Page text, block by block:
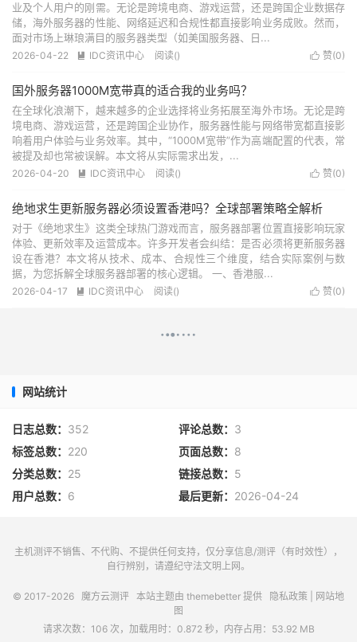
业及个人用户的刚需。无论是跨境电商、游戏运营，还是跨国企业数据存
储，海外服务器的性能、网络延迟和合规性都直接影响业务成败。然而，
面对市场上琳琅满目的服务器类型（如美国服务器、日...
 赞(0)
2026-04-22  IDC资讯中心 阅读()
国外服务器1000M宽带真的适合我的业务吗？
在全球化浪潮下，越来越多的企业选择将业务拓展至海外市场。无论是跨
境电商、游戏运营，还是跨国企业协作，服务器性能与网络带宽都直接影
响着用户体验与业务效率。其中，“1000M宽带”作为高端配置的代表，常
被提及却也常被误解。本文将从实际需求出发，...
 赞(0)
2026-04-20  IDC资讯中心 阅读()
绝地求生更新服务器必须设置香港吗？全球部署策略全解析
对于《绝地求生》这类全球热门游戏而言，服务器部署位置直接影响玩家
体验、更新效率及运营成本。许多开发者会纠结：是否必须将更新服务器
设在香港？本文将从技术、成本、合规性三个维度，结合实际案例与数
据，为您拆解全球服务器部署的核心逻辑。 一、香港服...
 赞(0)
2026-04-17  IDC资讯中心 阅读()
网站统计
日志总数： 352 评论总数： 3
标签总数： 220 页面总数： 8
分类总数： 25 链接总数： 5
用户总数： 6 最后更新： 2026-04-24
主机测评不销售、不代购、不提供任何支持，仅分享信息/测评（有时效性），
自行辨别，请遵纪守法文明上网。
© 2017-2026 魔方云测评 本站主题由 themebetter 提供 隐私政策
网站地
图
请求次数：106 次，加载用时：0.872 秒，内存占用：53.92 MB